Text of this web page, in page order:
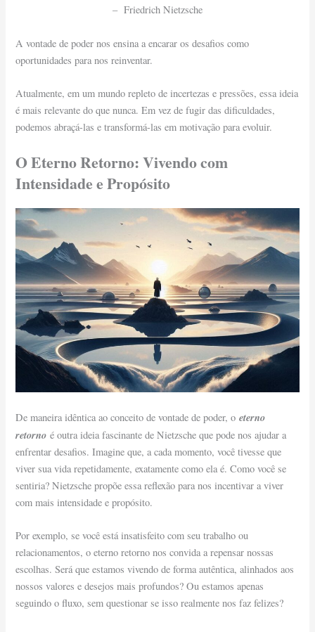
– Friedrich Nietzsche
A vontade de poder nos ensina a encarar os desafios como
oportunidades para nos reinventar.
Atualmente, em um mundo repleto de incertezas e pressões, essa ideia
é mais relevante do que nunca. Em vez de fugir das dificuldades,
podemos abraçá-las e transformá-las em motivação para evoluir.
O Eterno Retorno: Vivendo com
Intensidade e Propósito
De maneira idêntica ao conceito de vontade de poder, oeterno
retorno é outra ideia fascinante de Nietzsche que pode nos ajudar a
enfrentar desafios. Imagine que, a cada momento, você tivesse que
viver sua vida repetidamente, exatamente como ela é. Como você se
sentiria? Nietzsche propõe essa reflexão para nos incentivar a viver
com mais intensidade e propósito.
Por exemplo, se você está insatisfeito com seu trabalho ou
relacionamentos, o eterno retorno nos convida a repensar nossas
escolhas. Será que estamos vivendo de forma autêntica, alinhados aos
nossos valores e desejos mais profundos? Ou estamos apenas
seguindo o fluxo, sem questionar se isso realmente nos faz felizes?